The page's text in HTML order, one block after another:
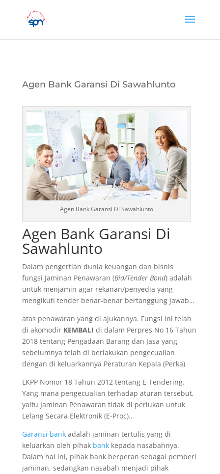
Agen Bank Garansi Di Sawahlunto
Agen Bank Garansi Di Sawahlunto
Agen Bank Garansi Di
Sawahlunto
Dalam pengertian dunia keuangan dan bisnis
fungsi Jaminan Penawaran (Bid/Tender Bond) adalah
untuk menjamin agar rekanan/penyedia yang
mengikuti tender benar-benar bertanggung jawab…
atas penawaran yang di ajukannya. Fungsi ini telah
di akomodir KEMBALI di dalam Perpres No 16 Tahun
2018 tentang Pengadaan Barang dan Jasa yang
sebelumnya telah di berlakukan pengecualian
dengan di keluarkannya Peraturan Kepala (Perka)
LKPP Nomor 18 Tahun 2012 tentang E-Tendering.
Yang mana pengecualian terhadap aturan tersebut,
yaitu Jaminan Penawaran tidak di perlukan untuk
Lelang Secara Elektronik (E-Proc)..
Garansi bankadalah jaminan tertulis yang di
keluarkan oleh pihakbankkepada nasabahnya.
Dalam hal ini, pihak bank berperan sebagai pemberi
jaminan, sedangkan nasabah menjadi pihak